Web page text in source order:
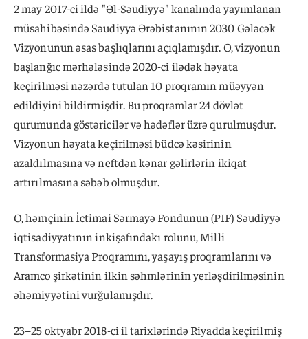
2 may 2017-ci ildə "Əl-Səudiyyə" kanalında yayımlanan
müsahibəsində Səudiyyə Ərəbistanının 2030 Gələcək
Vizyonunun əsas başlıqlarını açıqlamışdır. O, vizyonun
başlanğıc mərhələsində 2020-ci ilədək həyata
keçirilməsi nəzərdə tutulan 10 proqramın müəyyən
edildiyini bildirmişdir. Bu proqramlar 24 dövlət
qurumunda göstəricilər və hədəflər üzrə qurulmuşdur.
Vizyonun həyata keçirilməsi büdcə kəsirinin
azaldılmasına və neftdən kənar gəlirlərin ikiqat
artırılmasına səbəb olmuşdur.
O, həmçinin İctimai Sərmayə Fondunun (PIF) Səudiyyə
iqtisadiyyatının inkişafındakı rolunu, Milli
Transformasiya Proqramını, yaşayış proqramlarını və
Aramco şirkətinin ilkin səhmlərinin yerləşdirilməsinin
əhəmiyyətini vurğulamışdır.
23–25 oktyabr 2018-ci il tarixlərində Riyadda keçirilmiş